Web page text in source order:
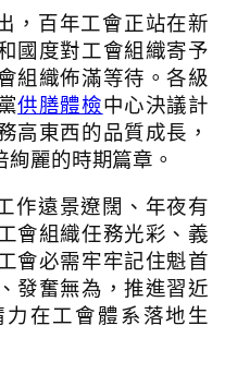
，百年工會正站在新
國度對工會組織寄予
組織佈滿等待。各級
供膳體檢中心決議計
高東西的品質成長，
麗的時期篇章。
作遠景遼闊、年夜有
會組織任務光彩、義
會必需牢牢記住魁首
發奮無為，推進習近
在工會體系落地生